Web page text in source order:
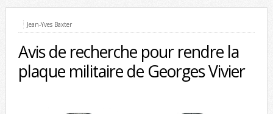
Jean-Yves Baxter
Avis de recherche pour rendre la
plaque militaire de Georges Vivier